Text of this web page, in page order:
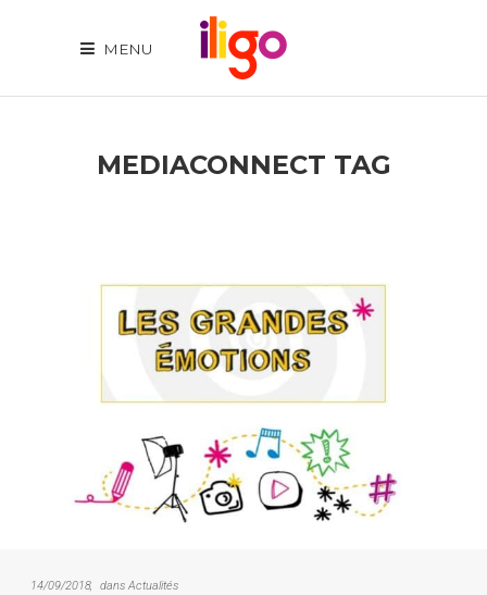
MENU
MEDIACONNECT TAG
14/09/2018 dans Actualités